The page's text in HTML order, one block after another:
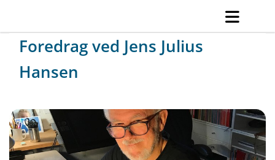
Foredrag ved Jens Julius
Hansen